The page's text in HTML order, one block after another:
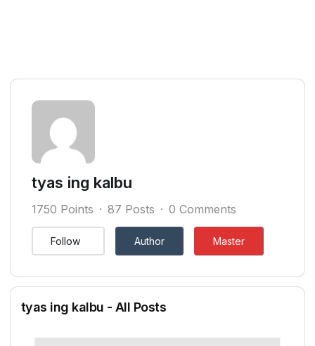
tyas ing kalbu
1750 Points 87 Posts 0 Comments
Follow Author Master
tyas ing kalbu - All Posts